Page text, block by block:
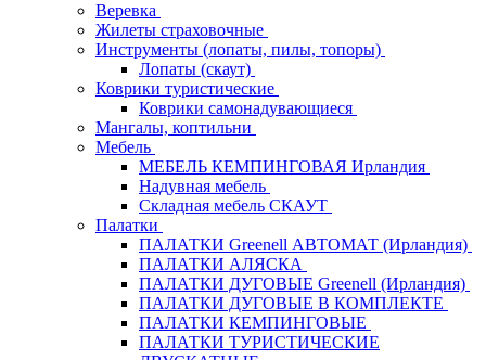
Веревка
Жилеты страховочные
Инструменты (лопаты, пилы, топоры)
Лопаты (скаут)
Коврики туристические
Коврики самонадувающиеся
Мангалы, коптильни
Мебель
МЕБЕЛЬ КЕМПИНГОВАЯ Ирландия
Надувная мебель
Складная мебель СКАУТ
Палатки
ПАЛАТКИ Greenell АВТОМАТ (Ирландия)
ПАЛАТКИ АЛЯСКА
ПАЛАТКИ ДУГОВЫЕ Greenell (Ирландия)
ПАЛАТКИ ДУГОВЫЕ В КОМПЛЕКТЕ
ПАЛАТКИ КЕМПИНГОВЫЕ
ПАЛАТКИ ТУРИСТИЧЕСКИЕ